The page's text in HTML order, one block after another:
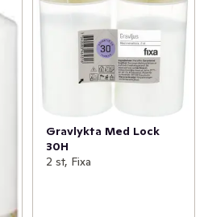
Gravlykta Med Lock
30H
2 st, Fixa